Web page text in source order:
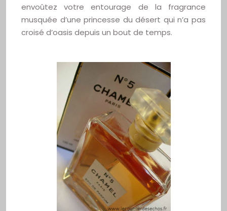
envoûtez votre entourage de la fragrance
musquée d’une princesse du désert qui n’a pas
croisé d’oasis depuis un bout de temps.